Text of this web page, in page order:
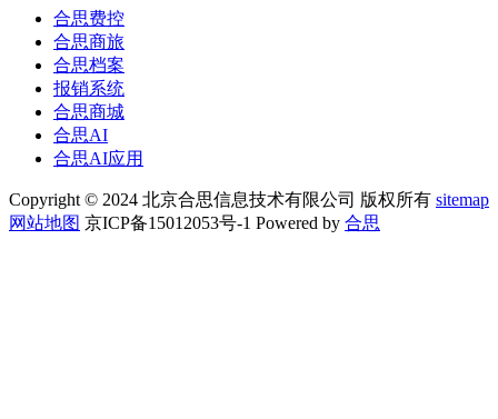
合思费控
合思商旅
合思档案
报销系统
合思商城
合思AI
合思AI应用
Copyright © 2024 北京合思信息技术有限公司 版权所有 sitemap
网站地图 京ICP备15012053号-1 Powered by 合思